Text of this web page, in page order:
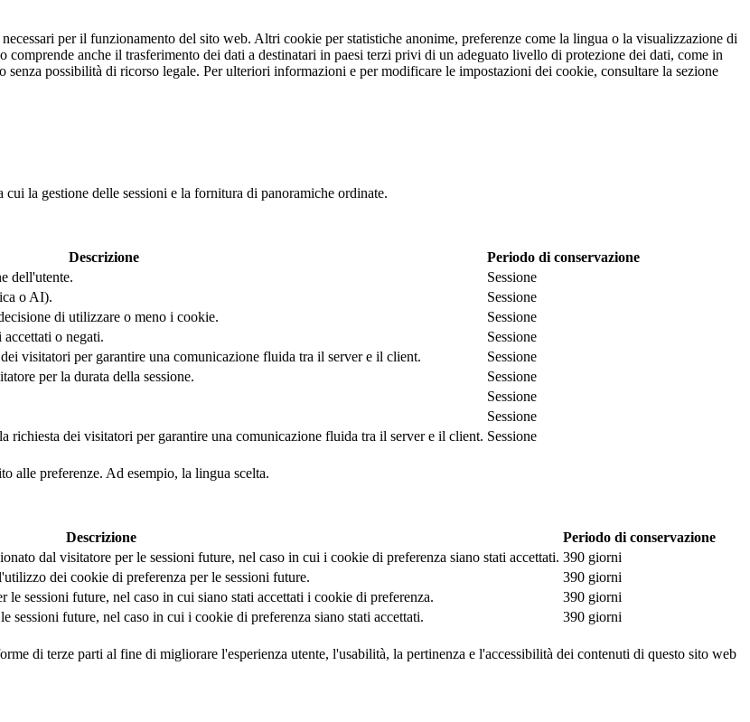
per il funzionamento del sito web. Altri cookie per statistiche anonime, preferenze come la lingua o la visualizzazione di
anche il trasferimento dei dati a destinatari in paesi terzi privi di un adeguato livello di protezione dei dati, come in
possibilità di ricorso legale. Per ulteriori informazioni e per modificare le impostazioni dei cookie, consultare la sezione
la gestione delle sessioni e la fornitura di panoramiche ordinate.
Descrizione
Periodo di conservazione
dell'utente.
Sessione
o AI).
Sessione
di utilizzare o meno i cookie.
Sessione
o negati.
Sessione
visitatori per garantire una comunicazione fluida tra il server e il client.
Sessione
per la durata della sessione.
Sessione
Sessione
Sessione
richiesta dei visitatori per garantire una comunicazione fluida tra il server e il client. Sessione
alle preferenze. Ad esempio, la lingua scelta.
Descrizione
Periodo di conservazione
dal visitatore per le sessioni future, nel caso in cui i cookie di preferenza siano stati accettati. 390 giorni
dei cookie di preferenza per le sessioni future.
390 giorni
sessioni future, nel caso in cui siano stati accettati i cookie di preferenza.
390 giorni
sessioni future, nel caso in cui i cookie di preferenza siano stati accettati.
390 giorni
di terze parti al fine di migliorare l'esperienza utente, l'usabilità, la pertinenza e l'accessibilità dei contenuti di questo sito web